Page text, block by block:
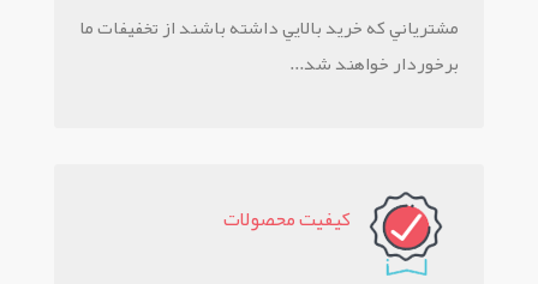
مشترياني که خريد بالايي داشته باشند از تخفيفات ما
برخوردار خواهند شد...
کيفيت محصولات